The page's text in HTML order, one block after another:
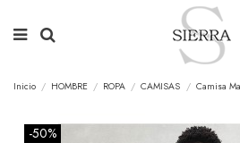
Inicio HOMBRE ROPA CAMISAS Camisa
-50%